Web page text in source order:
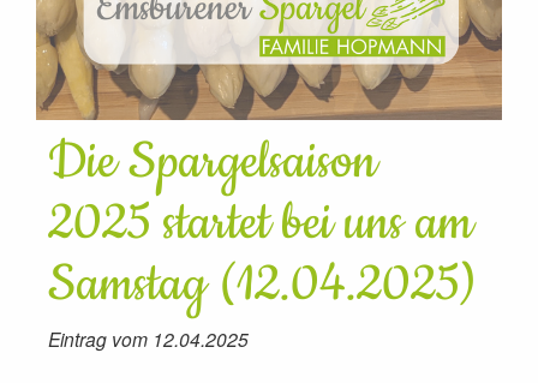
Die Spargelsaison
2025 startet bei uns am
Samstag (12.04.2025)
Eintrag vom 12.04.2025